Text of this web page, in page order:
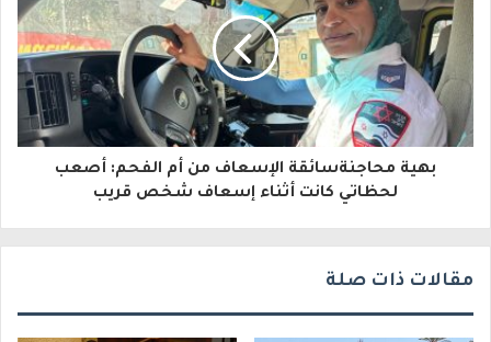
ر
و
بهية محاجنةسائقة الإسعاف من أم الفحم: أصعب
لحظاتي كانت أثناء إسعاف شخص قريب
مقالات ذات صلة